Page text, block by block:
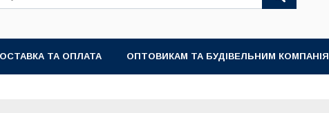
ТА ОПЛАТА ОПТОВИКАМ ТА БУДІВЕЛЬНИМ